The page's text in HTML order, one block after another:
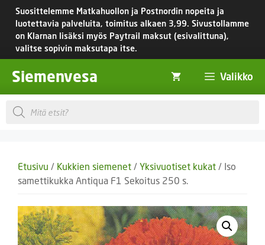
Siirry
sisältöön
Suosittelemme Matkahuollon ja Postnordin nopeita ja
luotettavia palveluita, toimitus alkaen 3,99. Sivustollamme
on Klarnan lisäksi myös Paytrail maksut (esivalittuna),
valitse sopivin maksutapa itse.
Siemenvesa Valikko
Products
search
Etusivu / Kukkien siemenet / Yksivuotiset kukat / Iso
samettikukka Antiqua F1 Sekoitus 250 s.